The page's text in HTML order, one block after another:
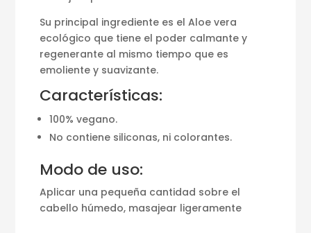
Su principal ingrediente es el Aloe vera
ecológico que tiene el poder calmante y
regenerante al mismo tiempo que es
emoliente y suavizante.
Características:
100% vegano.
No contiene siliconas, ni colorantes.
Modo de uso:
Aplicar una pequeña cantidad sobre el
cabello húmedo, masajear ligeramente